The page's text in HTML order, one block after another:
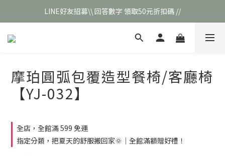
\\新會員註冊// 贈100元購物金❣️
LINE好友招募\\ 回答數字 領取50元折扣碼 //
\\新會員註冊// 贈100元購物金❣️
摩珀圓弧包覆造型餐椅/客廳椅
【YJ-032】
全店，全館滿 599 免運
指定分類，把夏天的舒服搬回家🌞｜全館滿額贈好禮！